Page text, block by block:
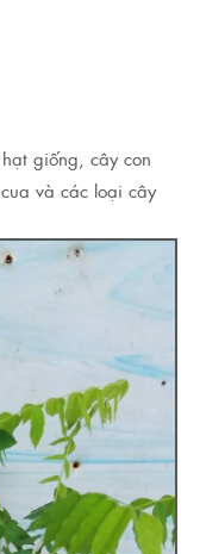
giống, cây con
và các loại cây